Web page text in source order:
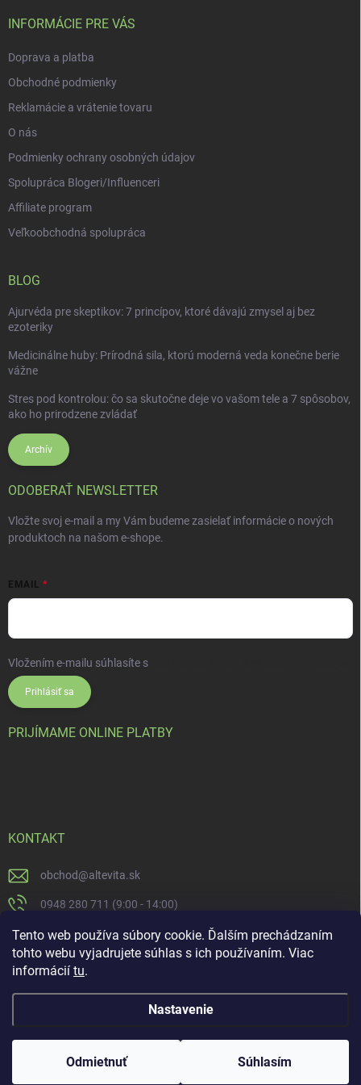
Tento web používa súbory cookie. Ďalším prechádzaním
tohto webu vyjadrujete súhlas s ich používaním. Viac
informácií tu.
Nastavenie
Odmietnuť Súhlasím
INFORMÁCIE PRE VÁS
Doprava a platba
Obchodné podmienky
Reklamácie a vrátenie tovaru
O nás
Podmienky ochrany osobných údajov
Spolupráca Blogeri/Influenceri
Affiliate program
Veľkoobchodná spolupráca
BLOG
Ajurvéda pre skeptikov: 7 princípov, ktoré dávajú zmysel aj bez
ezoteriky
Medicinálne huby: Prírodná sila, ktorú moderná veda konečne berie
vážne
Stres pod kontrolou: čo sa skutočne deje vo vašom tele a 7 spôsobov,
ako ho prirodzene zvládať
Archív
ODOBERAŤ NEWSLETTER
Vložte svoj e-mail a my Vám budeme zasielať informácie o nových
produktoch na našom e-shope.
EMAIL
Vložením e-mailu súhlasíte s
Prihlásiť sa
PRIJÍMAME ONLINE PLATBY
KONTAKT
obchod@altevita.sk
0948 280 711 (9:00 - 14:00)
Altevita.sk
altevita
Vytvoril Shoptet
Copyright 2026Altevita.sk - life - health - beauty. Všetky práva vyhradené.
Upraviť nastavenie cookies